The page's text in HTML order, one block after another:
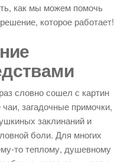
как мы можем помочь
которое работает!
словно сошел с картин
загадочные примочки,
заклинаний и
боли. Для многих
то теплому, душевному